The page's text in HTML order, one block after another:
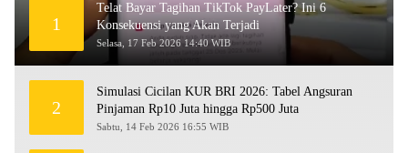
1
Telat Bayar Tagihan TikTok PayLater? Ini 6
Konsekuensi yang Akan Terjadi
Selasa, 17 Feb 2026 14:40 WIB
2
Simulasi Cicilan KUR BRI 2026: Tabel Angsuran
Pinjaman Rp10 Juta hingga Rp500 Juta
Sabtu, 14 Feb 2026 16:55 WIB